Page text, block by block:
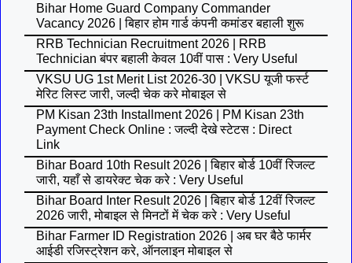
Bihar Home Guard Company Commander
Vacancy 2026 | बिहार होम गार्ड कंपनी कमांडर बहाली शुरू
RRB Technician Recruitment 2026 | RRB
Technician बंपर बहाली केवल 10वीं पास : Very Useful
VKSU UG 1st Merit List 2026-30 | VKSU यूजी फर्स्ट
मेरिट लिस्ट जारी, जल्दी चेक करे मोबाइल से
PM Kisan 23th Installment 2026 | PM Kisan 23th
Payment Check Online : जल्दी देखे स्टेटस : Direct
Link
Bihar Board 10th Result 2026 | बिहार बोर्ड 10वीं रिजल्ट
जारी, यहाँ से डायरेक्ट चेक करे : Very Useful
Bihar Board Inter Result 2026 | बिहार बोर्ड 12वीं रिजल्ट
2026 जारी, मोबाइल से मिनटों में चेक करे : Very Useful
Bihar Farmer ID Registration 2026 | अब घर बैठे फार्मर
आईडी रजिस्ट्रेशन करे, ऑनलाइन मोबाइल से